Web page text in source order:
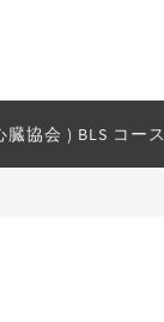
臓協会 ) BLS コース